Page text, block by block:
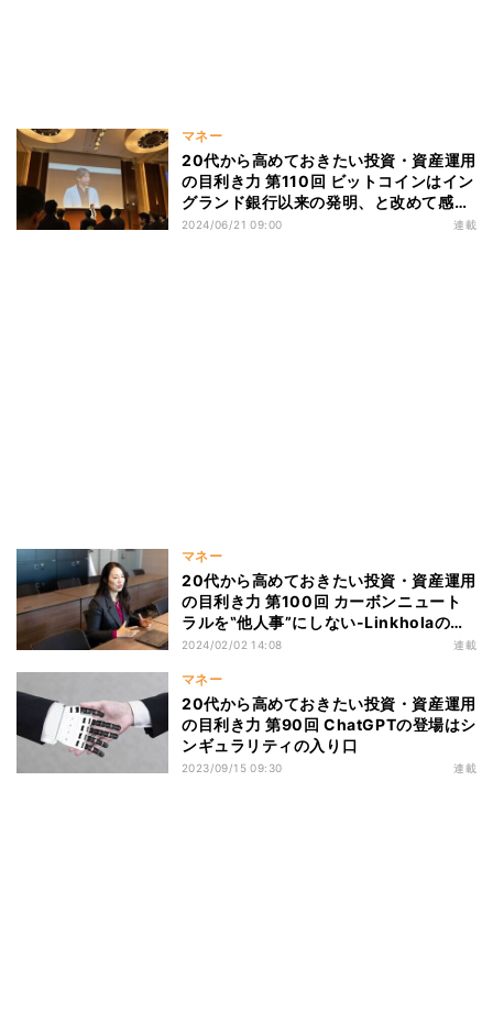
マネー
20代から高めておきたい投資・資産運用
の目利き力 第110回 ビットコインはイン
グランド銀行以来の発明、と改めて感じ
た夜
2024/06/21 09:00 連載
マネー
20代から高めておきたい投資・資産運用
の目利き力 第100回 カーボンニュート
ラルを‟他人事”にしない-Linkholaの取
り組み(前編)
2024/02/02 14:08 連載
マネー
20代から高めておきたい投資・資産運用
の目利き力 第90回 ChatGPTの登場はシ
ンギュラリティの入り口
2023/09/15 09:30 連載